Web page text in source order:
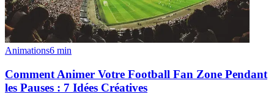
Animations6 min
Comment Animer Votre Football Fan Zone Pendant
les Pauses : 7 Idées Créatives